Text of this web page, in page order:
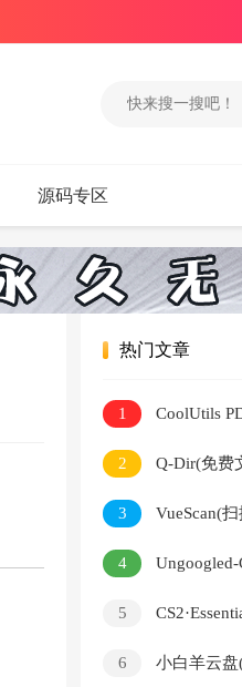
源码专区
热门文章
1
CoolUtils
Pro v4.2.0.193 多
2
Q-Dir(免费
3
VueScan(
v9.8.56.12 多语便
4
5
6
小白羊云